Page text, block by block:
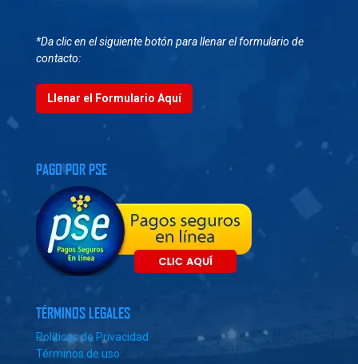
*Da clic en el siguiente botón para llenar el formulario de
contacto:
Llenar el Formulario Aquí
PAGO POR PSE
TÉRMINOS LEGALES
Políticas de Privacidad
Términos de uso